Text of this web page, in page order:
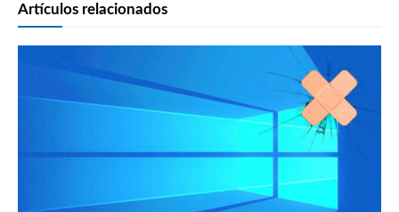
Artículos relacionados